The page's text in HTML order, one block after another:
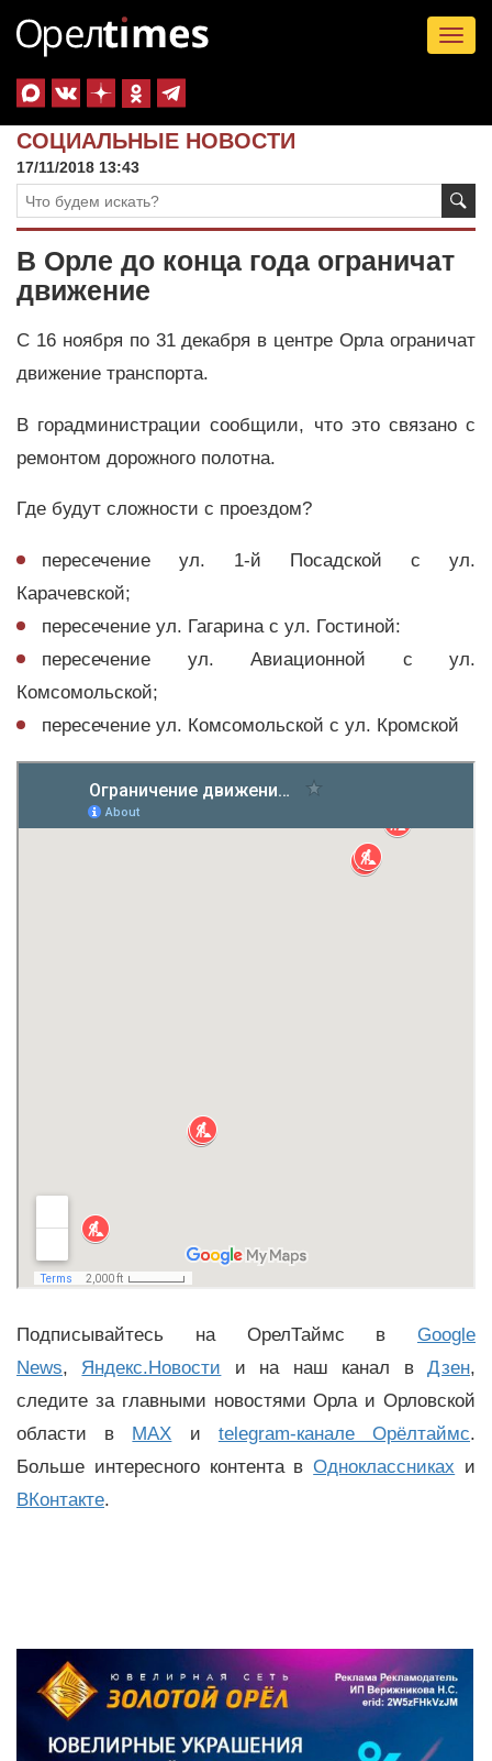
СОЦИАЛЬНЫЕ НОВОСТИ
17/11/2018 13:43
В Орле до конца года ограничат
движение
С 16 ноября по 31 декабря в центре Орла ограничат
движение транспорта.
В горадминистрации сообщили, что это связано с
ремонтом дорожного полотна.
Где будут сложности с проездом?
пересечение ул. 1-й Посадской с ул.
Карачевской;
пересечение ул. Гагарина с ул. Гостиной:
пересечение ул. Авиационной с ул.
Комсомольской;
пересечение ул. Комсомольской с ул. Кромской
Подписывайтесь на ОрелТаймс в Google
News, Яндекс.Новости и на наш канал вДзен,
следите за главными новостями Орла и Орловской
области в MAX и telegram-канале Орёлтаймс.
Больше интересного контента вОдноклассниках и
ВКонтакте.